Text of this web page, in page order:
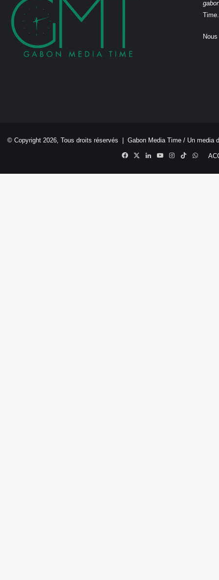
Time.
© Copyright 2026, Tous droits réservés | Gabon Media Time / Un media
Facebook
X LinkedinYouTubeInstagram
TikTok